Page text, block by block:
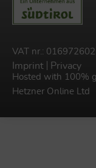
VAT nr.:
Imprint Privacy
Hosted with 100%
Hetzner Online Ltd